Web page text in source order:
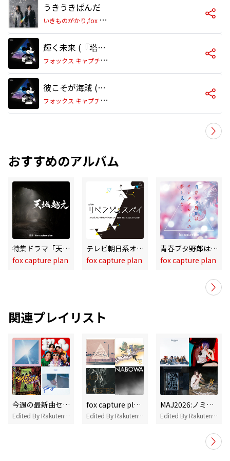
うきうきぱんだ
い
きものがかり,fox capture plan
輝く未来 (『塔の上のラプンツェル』より)
フ
ォックス キャプチャー・プラン
彼こそが海賊 (『パイレーツ・オブ・カリビアン』より)
フ
ォックス キャプチャー・プラン
おすすめのアルバム
特集ドラマ「天城越え」オリジナル・サウンドトラック
fox capture plan
テレビ朝日系オシドラサタデー「リベンジ・スパイ」オリジナル・サウンドトラック
fox capture plan
青春ブタ野郎はサンタクロースの夢を見ない Original Soundtrack
fox capture plan
関連プレイリスト
今週の最新曲セレクション
Edited By Rakuten Music
fox capture planをよく聴いているあなたにオススメ
Edited By Rakuten Music
MAJ2026:ノミネート作品
Edited By Rakuten Music